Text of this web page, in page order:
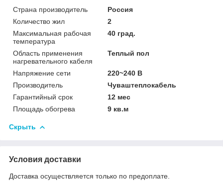
Страна производитель
Россия
Количество жил
2
Максимальная рабочая
температура
40 град.
Область применения
нагревательного кабеля
Теплый пол
Напряжение сети
220~240 В
Производитель
Чуваштеплокабель
Гарантийный срок
12 мес
Площадь обогрева
9 кв.м
Скрыть
Условия доставки
Доставка осуществляется только по предоплате.